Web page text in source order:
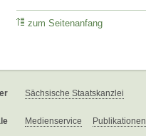
zum Seitenanfang
Sächsische Staatskanzlei
Medienservice Publikationen